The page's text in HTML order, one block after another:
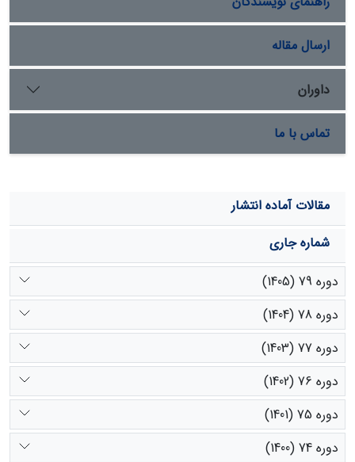
شده است.
ارسال مقاله
داوران
تماس با ما
مقالات آماده انتشار
شماره جاری
دوره 79 (1405)
دوره 78 (1404)
دوره 77 (1403)
دوره 76 (1402)
دوره 75 (1401)
دوره 74 (1400)